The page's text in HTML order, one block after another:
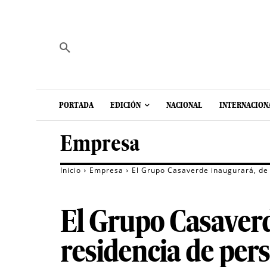
PORTADA EDICIÓN NACIONAL
Empresa
Inicio Empresa El Grupo Casaverde inaugurará,
El Grupo
residencia de